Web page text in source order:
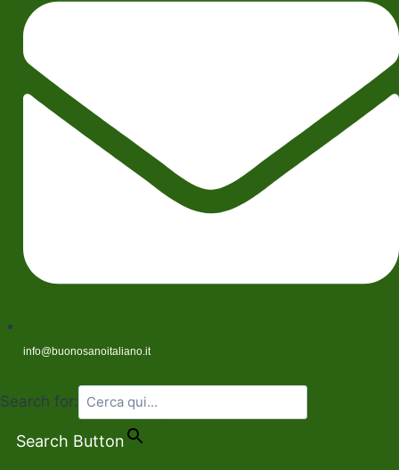
info@buonosanoitaliano.it
Search for:
Search Button